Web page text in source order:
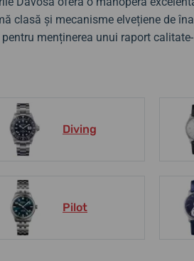
clasă și mecanisme elvețiene de
menținerea unui raport
Diving
Pilot